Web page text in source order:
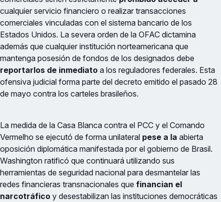
cualquier servicio financiero o realizar transacciones
comerciales vinculadas con el sistema bancario de los
Estados Unidos. La severa orden de la OFAC dictamina
además que cualquier institución norteamericana que
mantenga posesión de fondos de los designados debe
reportarlos de inmediato a los reguladores federales. Esta
ofensiva judicial forma parte del decreto emitido el pasado 28
de mayo contra los carteles brasileños.
La medida de la Casa Blanca contra el PCC y el Comando
Vermelho se ejecutó de forma unilateral pese a la abierta
oposición diplomática manifestada por el gobierno de Brasil.
Washington ratificó que continuará utilizando sus
herramientas de seguridad nacional para desmantelar las
redes financieras transnacionales que financian el
narcotráfico y desestabilizan las instituciones democráticas